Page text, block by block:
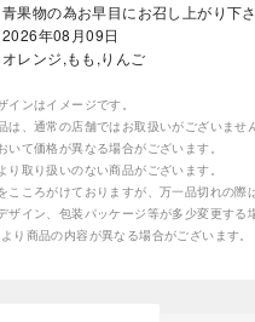
果物の為お早目にお召し上がり下さ
2026年08月09日
オレンジ,もも,りんご
インはイメージです。
は、通常の店舗ではお取扱いがございません
いて価格が異なる場合がございます。
り取り扱いのない商品がございます。
こころがけておりますが、万一品切れの際
ザイン、包装パッケージ等が多少変更する
り商品の内容が異なる場合がございます。